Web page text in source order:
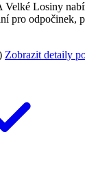
Velké Losiny
pro odpočinek,
Zobrazit detaily